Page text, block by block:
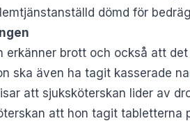
dömd för
erkänner brott och också att
ska även ha tagit kasserade
att sjuksköterskan lider av
att hon tagit tabletterna